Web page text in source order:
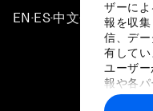
ザーに
報を収
信、デ
有してい
ユーザ
報や各
に収集
EN ▪ ES▪中文▪ 日本語